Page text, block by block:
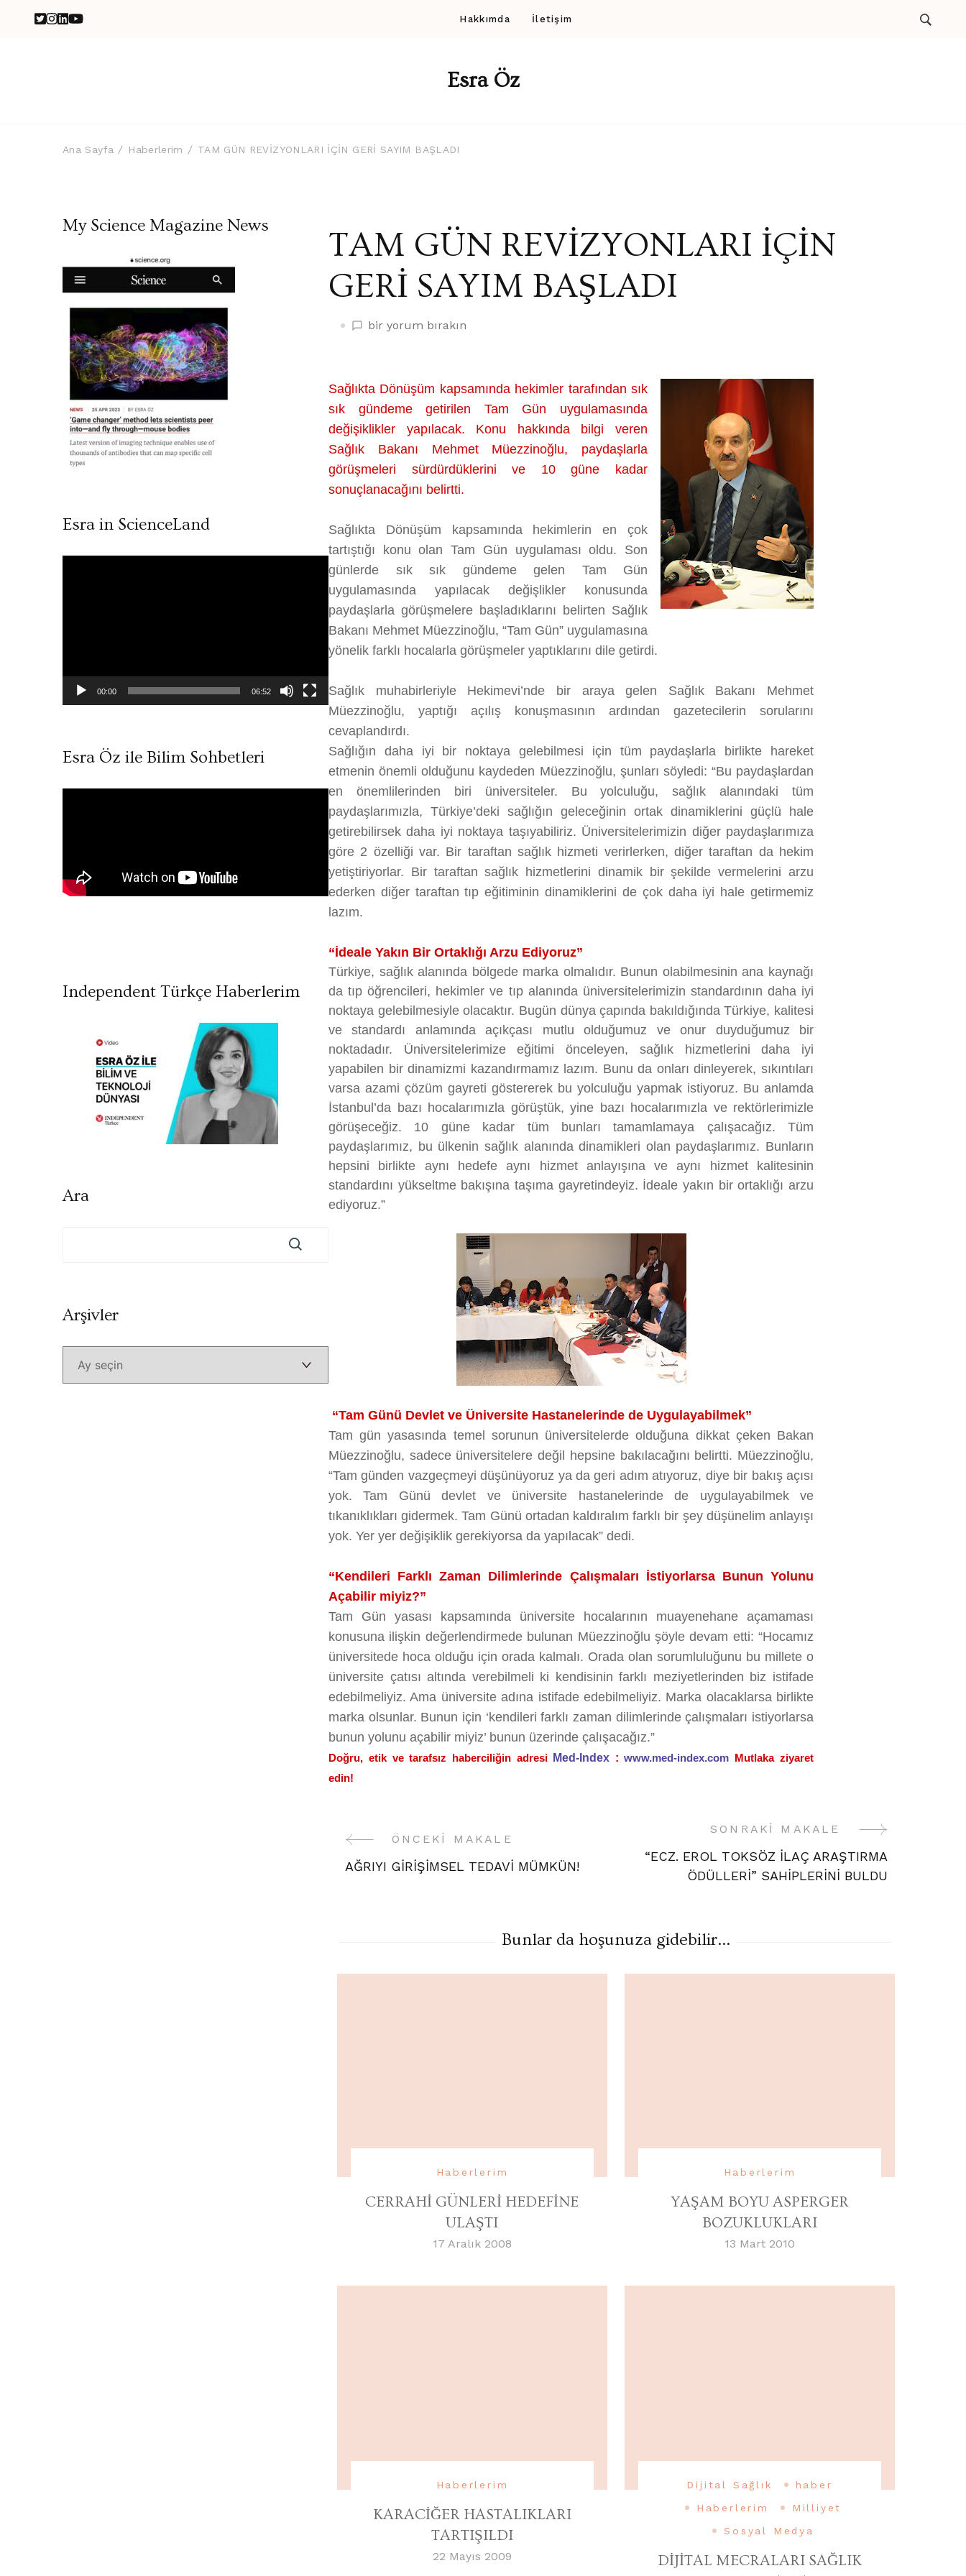
Hakkımda İletişim
Esra Öz
Ana Sayfa Haberlerim TAM GÜN REVİZYONLARI İÇİN GERİ SAYIM BAŞLADI
TAM GÜN REVİZYONLARI İÇİN
GERİ SAYIM BAŞLADI
TAM
GERİ
SAYIM
BAŞLADI
üzerine
bir yorum bırakın
Sağlıkta Dönüşüm kapsamında hekimler tarafından sık
sık gündeme getirilen Tam Gün uygulamasında
değişiklikler yapılacak. Konu hakkında bilgi veren
Sağlık Bakanı Mehmet Müezzinoğlu, paydaşlarla
görüşmeleri sürdürdüklerini ve 10 güne kadar
sonuçlanacağını belirtti.
Sağlıkta Dönüşüm kapsamında hekimlerin en çok
tartıştığı konu olan Tam Gün uygulaması oldu. Son
günlerde sık sık gündeme gelen Tam Gün
uygulamasında yapılacak değişlikler konusunda
paydaşlarla görüşmelere başladıklarını belirten Sağlık
Bakanı Mehmet Müezzinoğlu, “Tam Gün” uygulamasına
yönelik farklı hocalarla görüşmeler yaptıklarını dile getirdi.
Sağlık muhabirleriyle Hekimevi’nde bir araya gelen Sağlık Bakanı Mehmet
Müezzinoğlu, yaptığı açılış konuşmasının ardından gazetecilerin sorularını
cevaplandırdı.
Sağlığın daha iyi bir noktaya gelebilmesi için tüm paydaşlarla birlikte hareket
etmenin önemli olduğunu kaydeden Müezzinoğlu, şunları söyledi: “Bu paydaşlardan
en önemlilerinden biri üniversiteler. Bu yolculuğu, sağlık alanındaki tüm
paydaşlarımızla, Türkiye’deki sağlığın geleceğinin ortak dinamiklerini güçlü hale
getirebilirsek daha iyi noktaya taşıyabiliriz. Üniversitelerimizin diğer paydaşlarımıza
göre 2 özelliği var. Bir taraftan sağlık hizmeti verirlerken, diğer taraftan da hekim
yetiştiriyorlar. Bir taraftan sağlık hizmetlerini dinamik bir şekilde vermelerini arzu
ederken diğer taraftan tıp eğitiminin dinamiklerini de çok daha iyi hale getirmemiz
lazım.
“İdeale Yakın Bir Ortaklığı Arzu Ediyoruz”
Türkiye, sağlık alanında bölgede marka olmalıdır. Bunun olabilmesinin ana kaynağı
da tıp öğrencileri, hekimler ve tıp alanında üniversitelerimizin standardının daha iyi
noktaya gelebilmesiyle olacaktır. Bugün dünya çapında bakıldığında Türkiye, kalitesi
ve standardı anlamında açıkçası mutlu olduğumuz ve onur duyduğumuz bir
noktadadır. Üniversitelerimize eğitimi önceleyen, sağlık hizmetlerini daha iyi
yapabilen bir dinamizmi kazandırmamız lazım. Bunu da onları dinleyerek, sıkıntıları
varsa azami çözüm gayreti göstererek bu yolculuğu yapmak istiyoruz. Bu anlamda
İstanbul’da bazı hocalarımızla görüştük, yine bazı hocalarımızla ve rektörlerimizle
görüşeceğiz. 10 güne kadar tüm bunları tamamlamaya çalışacağız. Tüm
paydaşlarımız, bu ülkenin sağlık alanında dinamikleri olan paydaşlarımız. Bunların
hepsini birlikte aynı hedefe aynı hizmet anlayışına ve aynı hizmet kalitesinin
standardını yükseltme bakışına taşıma gayretindeyiz. İdeale yakın bir ortaklığı arzu
ediyoruz.”
“Tam Günü Devlet ve Üniversite Hastanelerinde de Uygulayabilmek”
Tam gün yasasında temel sorunun üniversitelerde olduğuna dikkat çeken Bakan
Müezzinoğlu, sadece üniversitelere değil hepsine bakılacağını belirtti. Müezzinoğlu,
“Tam günden vazgeçmeyi düşünüyoruz ya da geri adım atıyoruz, diye bir bakış açısı
yok. Tam Günü devlet ve üniversite hastanelerinde de uygulayabilmek ve
tıkanıklıkları gidermek. Tam Günü ortadan kaldıralım farklı bir şey düşünelim anlayışı
yok. Yer yer değişiklik gerekiyorsa da yapılacak” dedi.
“Kendileri Farklı Zaman Dilimlerinde Çalışmaları İstiyorlarsa Bunun Yolunu
Açabilir miyiz?”
Tam Gün yasası kapsamında üniversite hocalarının muayenehane açamaması
konusuna ilişkin değerlendirmede bulunan Müezzinoğlu şöyle devam etti: “Hocamız
üniversitede hoca olduğu için orada kalmalı. Orada olan sorumluluğunu bu millete o
üniversite çatısı altında verebilmeli ki kendisinin farklı meziyetlerinden biz istifade
edebilmeliyiz. Ama üniversite adına istifade edebilmeliyiz. Marka olacaklarsa birlikte
marka olsunlar. Bunun için ‘kendileri farklı zaman dilimlerinde çalışmaları istiyorlarsa
bunun yolunu açabilir miyiz’ bunun üzerinde çalışacağız.”
Doğru, etik ve tarafsız haberciliğin adresi Med-Index : www.med-index.com Mutlaka ziyaret
edin!
Yazı
Gezinme
ÖNCEKI MAKALE
AĞRIYI GİRİŞİMSEL TEDAVİ MÜMKÜN!
SONRAKI MAKALE
“ECZ. EROL TOKSÖZ İLAÇ ARAŞTIRMA
ÖDÜLLERİ” SAHİPLERİNİ BULDU
Bunlar da hoşunuza gidebilir...
Haberlerim
CERRAHİ GÜNLERİ HEDEFİNE
ULAŞTI
17 Aralık 2008
Haberlerim
YAŞAM BOYU ASPERGER
BOZUKLUKLARI
13 Mart 2010
Haberlerim
KARACİĞER HASTALIKLARI
TARTIŞILDI
22 Mayıs 2009
Dijital Sağlık
haber
Haberlerim
Milliyet
Sosyal Medya
DİJİTAL MECRALARI SAĞLIK
My Science Magazine News
Esra in ScienceLand
00:00 06:52
Esra Öz ile Bilim Sohbetleri
Independent Türkçe Haberlerim
Ara
ArşivlerArşivler